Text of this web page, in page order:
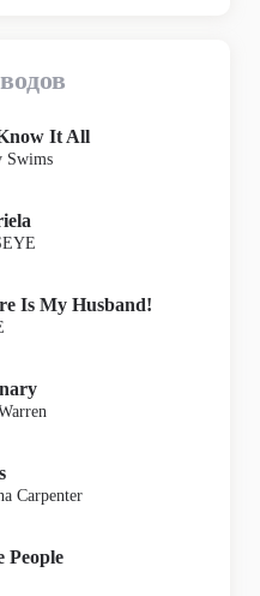
It All
Swims
Is My Husband!
Carpenter
People